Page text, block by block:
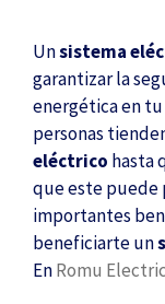
Unsistema
garantizar la
energética en tu
personas
eléctrico hasta
que este puede
importantes
beneficiarte un
EnRomu